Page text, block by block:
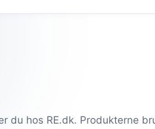
hos RE.dk. Produkterne